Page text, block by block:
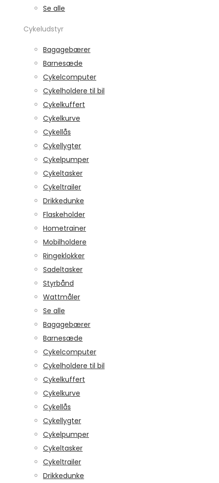
Se alle
Cykeludstyr
Bagagebærer
Barnesæde
Cykelcomputer
Cykelholdere til bil
Cykelkuffert
Cykelkurve
Cykellås
Cykellygter
Cykelpumper
Cykeltasker
Cykeltrailer
Drikkedunke
Flaskeholder
Hometrainer
Mobilholdere
Ringeklokker
Sadeltasker
Styrbånd
Wattmåler
Se alle
Bagagebærer
Barnesæde
Cykelcomputer
Cykelholdere til bil
Cykelkuffert
Cykelkurve
Cykellås
Cykellygter
Cykelpumper
Cykeltasker
Cykeltrailer
Drikkedunke